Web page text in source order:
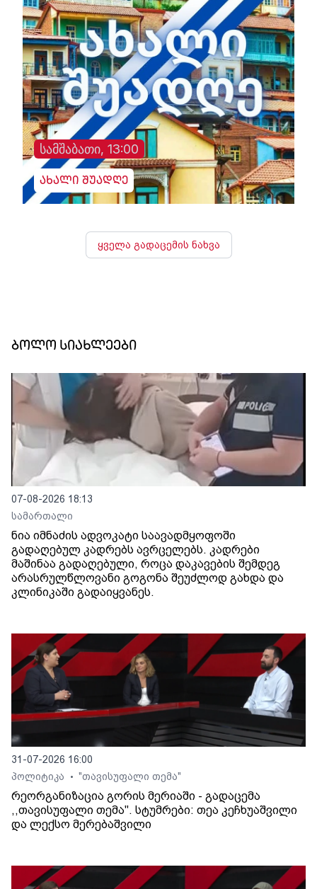
სამშაბათი, 13:00
ახალი შუადღე
ყველა გადაცემის ნახვა
ბოლო სიახლეები
07-08-2026 18:13
სამართალი
ნია იმნაძის ადვოკატი საავადმყოფოში
გადაღებულ კადრებს ავრცელებს. კადრები
მაშინაა გადაღებული, როცა დაკავების შემდეგ
არასრულწლოვანი გოგონა შეუძლოდ გახდა და
კლინიკაში გადაიყვანეს.
31-07-2026 16:00
პოლიტიკა
• "თავისუფალი თემა"
რეორგანიზაცია გორის მერიაში - გადაცემა
,,თავისუფალი თემა". სტუმრები: თეა კეჩხუაშვილი
და ლექსო მერებაშვილი